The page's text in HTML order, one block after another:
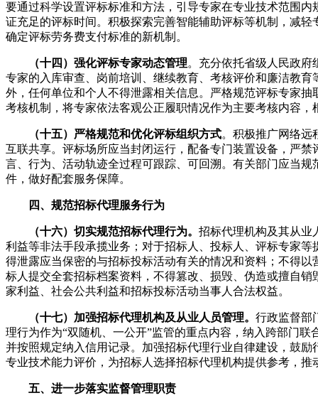
要通过科学设置评标标准和方法，引导专家在专业技术范围
证充足的评标时间。积极探索完善智能辅助评标等机制，减
确定评标劳务费支付标准的新机制。
（十四）强化评标专家动态管理。充分依托省级人民政
专家的入库审查、岗前培训、继续教育、考核评价和廉洁教
外，任何单位和个人不得泄露相关信息。严格规范评标专家
考核机制，将专家依法客观公正履职情况作为主要考核内容
（十五）严格规范和优化评标组织方式。积极推广网络远
互联共享。评标场所应当封闭运行，配备专门装置设备，严
言、行为、活动轨迹全过程可跟踪、可回溯。有关部门应当
件，做好配套服务保障。
四、规范招标代理服务行为
（十六）切实规范招标代理行为。 招标代理机构及其从业
利益等非法手段承揽业务；对于招标人、投标人、评标专家
得泄露应当保密的与招标投标活动有关的情况和资料；不得
标人提交全套招标档案资料，不得篡改、损毁、伪造或擅自
家利益、社会公共利益和招标投标活动当事人合法权益。
（十七）加强招标代理机构及从业人员管理。 行政监督部
理行为作为“双随机、一公开”监管的重点内容，纳入跨部门
并按照规定纳入信用记录。加强招标代理行业自律建设，鼓
专业技术能力评价，为招标人选择招标代理机构提供参考，推
五、进一步落实监督管理职责